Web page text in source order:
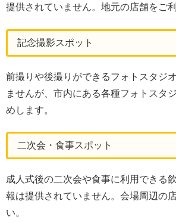
提供されていません。地元の店舗をご
記念撮影スポット
前撮りや後撮りができるフォトスタジ
ませんが、市内にある各種フォトスタ
めします。
二次会・食事スポット
成人式後の二次会や食事に利用できる
報は提供されていません。会場周辺の
い。